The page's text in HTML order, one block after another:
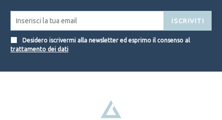
ISCRIVITI
Desidero iscrivermi alla newsletter ed esprimo il consenso al
trattamento dei dati